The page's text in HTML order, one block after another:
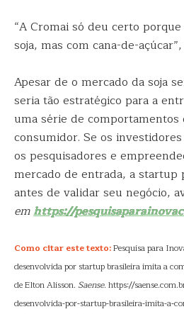
“A Cromai só deu certo
soja, mas com cana-de-
Apesar de o mercado da soja
seria tão estratégico para a
uma série de comportamentos
consumidor. Se os
os pesquisadores e
mercado de entrada, a
antes de validar seu negócio,
emhttps://
Como citar este texto:Pesquisa para
desenvolvida por startup brasileira imita a
de Elton Alisson. Saense. https://
desenvolvida-por-startup-brasileira-imita-a-